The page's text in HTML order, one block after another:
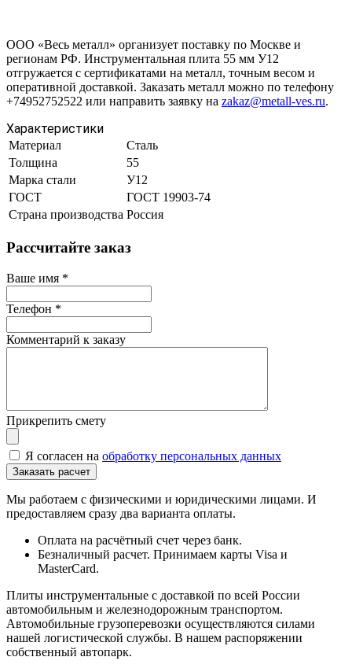
ООО «Весь металл» организует поставку по Москве и
регионам РФ. Инструментальная плита 55 мм У12
отгружается с сертификатами на металл, точным весом и
оперативной доставкой. Заказать металл можно по телефону
+74952752522 или направить заявку на zakaz@metall-ves.ru.
Характеристики
Материал
Сталь
Толщина
55
Марка стали
У12
ГОСТ
ГОСТ 19903-74
Страна производства Россия
Рассчитайте заказ
Ваше имя *
Телефон *
Комментарий к заказу
Прикрепить смету
Я согласен на обработку персональных данных
Мы работаем с физическими и юридическими лицами. И
предоставляем сразу два варианта оплаты.
Оплата на расчётный счет через банк.
Безналичный расчет. Принимаем карты Visa и
MasterCard.
Плиты инструментальные с доставкой по всей России
автомобильным и железнодорожным транспортом.
Автомобильные грузоперевозки осуществляются силами
нашей логистической службы. В нашем распоряжении
собственный автопарк.